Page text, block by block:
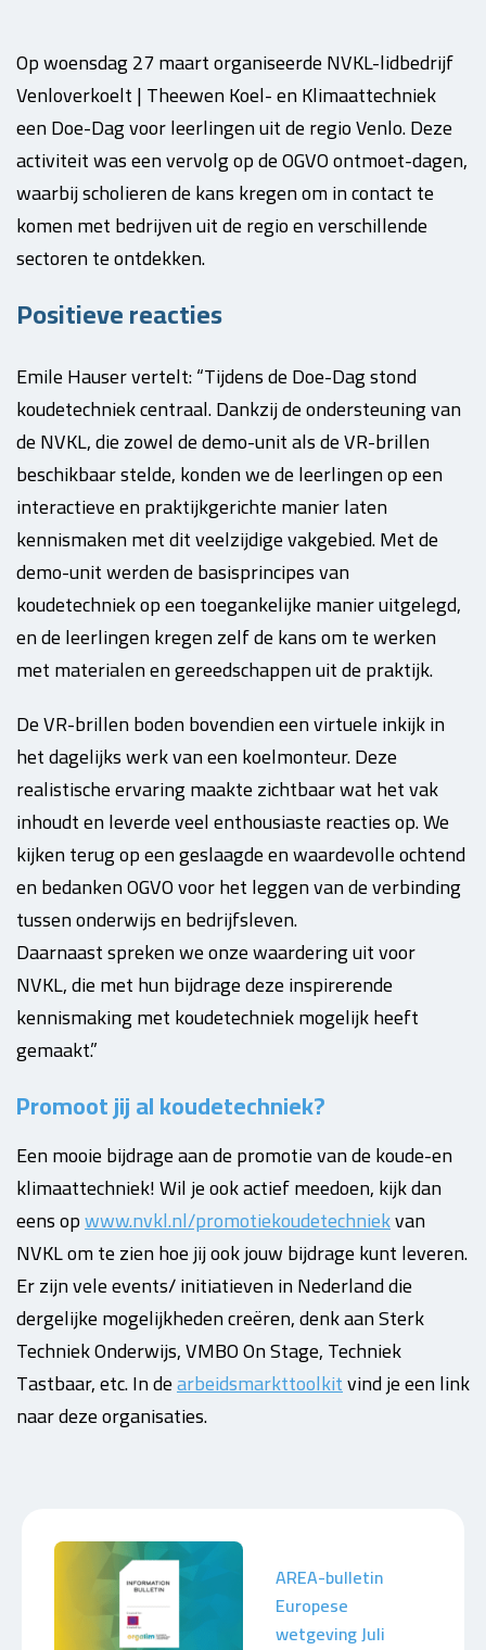
Op woensdag 27 maart organiseerde NVKL-lidbedrijf
Venloverkoelt | Theewen Koel- en Klimaattechniek
een Doe-Dag voor leerlingen uit de regio Venlo. Deze
activiteit was een vervolg op de OGVO ontmoet-dagen,
waarbij scholieren de kans kregen om in contact te
komen met bedrijven uit de regio en verschillende
sectoren te ontdekken.
Positieve reacties
Emile Hauser vertelt: “Tijdens de Doe-Dag stond
koudetechniek centraal. Dankzij de ondersteuning van
de NVKL, die zowel de demo-unit als de VR-brillen
beschikbaar stelde, konden we de leerlingen op een
interactieve en praktijkgerichte manier laten
kennismaken met dit veelzijdige vakgebied. Met de
demo-unit werden de basisprincipes van
koudetechniek op een toegankelijke manier uitgelegd,
en de leerlingen kregen zelf de kans om te werken
met materialen en gereedschappen uit de praktijk.
De VR-brillen boden bovendien een virtuele inkijk in
het dagelijks werk van een koelmonteur. Deze
realistische ervaring maakte zichtbaar wat het vak
inhoudt en leverde veel enthousiaste reacties op.We
kijken terug op een geslaagde en waardevolle ochtend
en bedanken OGVO voor het leggen van de verbinding
tussen onderwijs en bedrijfsleven.
Daarnaast spreken we onze waardering uit voor
NVKL, die met hun bijdrage deze inspirerende
kennismaking met koudetechniek mogelijk heeft
gemaakt.”
Promoot jij al koudetechniek?
Een mooie bijdrage aan de promotie van de koude-en
klimaattechniek!Wil je ook actief meedoen, kijk dan
eens opwww.nvkl.nl/promotiekoudetechniekvan
NVKL om te zien hoe jij ook jouw bijdrage kunt leveren.
Er zijn vele events/ initiatieven in Nederland die
dergelijke mogelijkheden creëren, denk aan Sterk
Techniek Onderwijs, VMBO On Stage, Techniek
Tastbaar, etc. In dearbeidsmarkttoolkitvind je een link
naar deze organisaties.
AREA-bulletin
Europese
wetgeving Juli